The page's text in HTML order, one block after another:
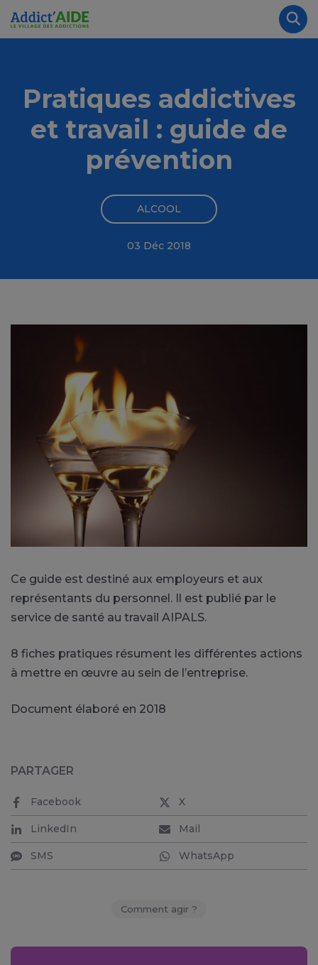
Aller au contenu principal
Pratiques addictives
et travail : guide de
prévention
ALCOOL
03 Déc 2018
Ce guide est destiné aux employeurs et aux
représentants du personnel. Il est publié par le
service de santé au travail AIPALS.
8 fiches pratiques résument les différentes actions
à mettre en œuvre au sein de l’entreprise.
Document élaboré en 2018
PARTAGER
Facebook X
LinkedIn Mail
SMS WhatsApp
Comment agir ?
Panneau de gestion des cookies